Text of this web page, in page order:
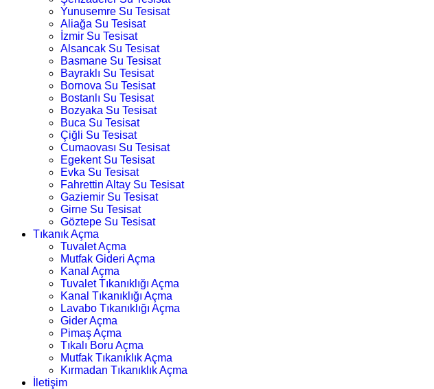
Yunusemre Su Tesisat
Aliağa Su Tesisat
İzmir Su Tesisat
Alsancak Su Tesisat
Basmane Su Tesisat
Bayraklı Su Tesisat
Bornova Su Tesisat
Bostanlı Su Tesisat
Bozyaka Su Tesisat
Buca Su Tesisat
Çiğli Su Tesisat
Cumaovası Su Tesisat
Egekent Su Tesisat
Evka Su Tesisat
Fahrettin Altay Su Tesisat
Gaziemir Su Tesisat
Girne Su Tesisat
Göztepe Su Tesisat
Tıkanık Açma
Tuvalet Açma
Mutfak Gideri Açma
Kanal Açma
Tuvalet Tıkanıklığı Açma
Kanal Tıkanıklığı Açma
Lavabo Tıkanıklığı Açma
Gider Açma
Pimaş Açma
Tıkalı Boru Açma
Mutfak Tıkanıklık Açma
Kırmadan Tıkanıklık Açma
İletişim